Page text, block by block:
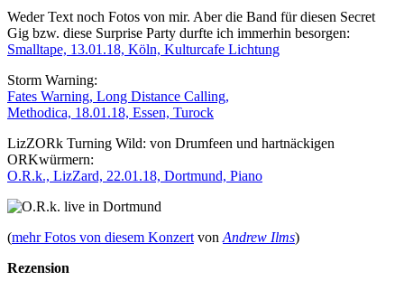
Weder Text noch Fotos von mir. Aber die Band für diesen Secret
Gig bzw. diese Surprise Party durfte ich immerhin besorgen:
Smalltape, 13.01.18, Köln, Kulturcafe Lichtung
Storm Warning:
Fates Warning, Long Distance Calling,
Methodica, 18.01.18, Essen, Turock
LizZORk Turning Wild: von Drumfeen und hartnäckigen
ORKwürmern:
O.R.k., LizZard, 22.01.18, Dortmund, Piano
(mehr Fotos von diesem Konzert von Andrew Ilms)
Rezension